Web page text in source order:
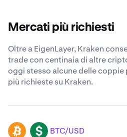
Mercati più richiesti
Oltre a EigenLayer, Kraken
trade con centinaia di altre
oggi stesso alcune delle coppie
più richieste su Kraken.
BTC USD BTC/USD